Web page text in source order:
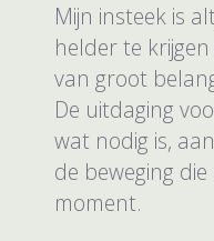
Mijn insteek is
helder te
van groot
De uitdaging
wat nodig is,
de beweging
moment.